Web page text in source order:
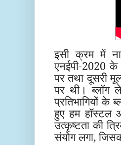
इसी क्रम में
एनईपी-2020
पर तथा दूसरी
पर थी। ब्लॉग
प्रतिभागियों के
हुए हम हॉस्टल
उत्कृष्टता की
संयोग लगा,